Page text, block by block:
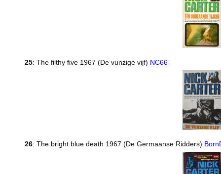
25: The filthy five 1967 (De vunzige vijf) NC66
26: The bright blue death 1967 (De Germaanse Ridders)